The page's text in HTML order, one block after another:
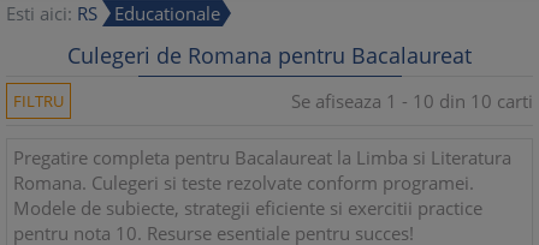
Esti aici: RS Educationale
Culegeri de Romana pentru Bacalaureat
FILTRU Se afiseaza 1 - 10 din 10 carti
Pregatire completa pentru Bacalaureat la Limba si Literatura
Romana. Culegeri si teste rezolvate conform programei.
Modele de subiecte, strategii eficiente si exercitii practice
pentru nota 10. Resurse esentiale pentru succes!